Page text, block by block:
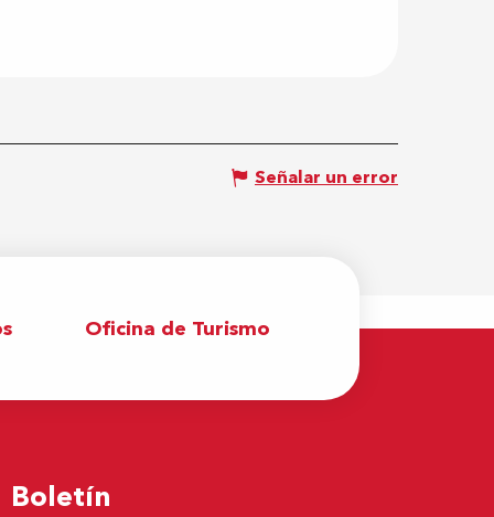
Señalar un error
Oficina de Turismo
Boletín